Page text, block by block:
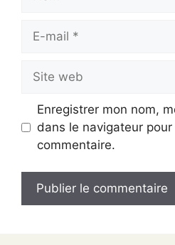
mail
web
Enregistrer mon nom,
dans le navigateur
commentaire.